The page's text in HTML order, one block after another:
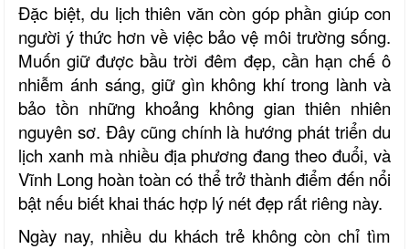
Đặc biệt, du lịch thiên văn còn góp phần giúp con
người ý thức hơn về việc bảo vệ môi trường sống.
Muốn giữ được bầu trời đêm đẹp, cần hạn chế ô
nhiễm ánh sáng, giữ gìn không khí trong lành và
bảo tồn những khoảng không gian thiên nhiên
nguyên sơ. Đây cũng chính là hướng phát triển du
lịch xanh mà nhiều địa phương đang theo đuổi, và
Vĩnh Long hoàn toàn có thể trở thành điểm đến nổi
bật nếu biết khai thác hợp lý nét đẹp rất riêng này.
Ngày nay, nhiều du khách trẻ không còn chỉ tìm